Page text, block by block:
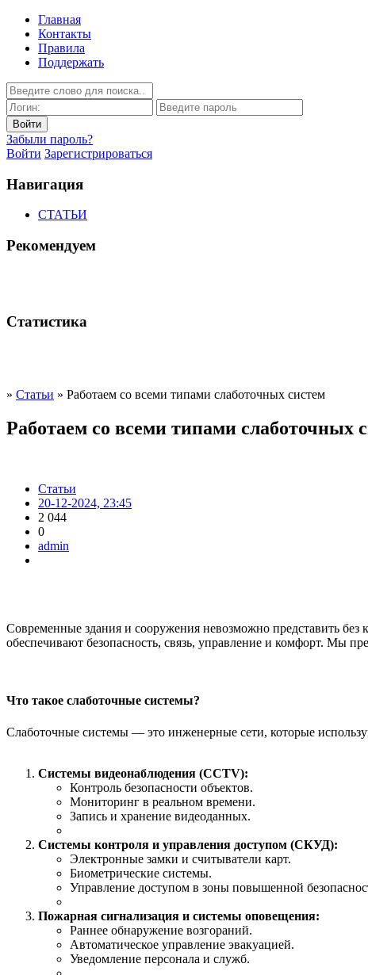
Главная
Контакты
Правила
Поддержать
Забыли пароль?
Войти Зарегистрироваться
Навигация
СТАТЬИ
Рекомендуем
Статистика
» Статьи » Работаем со всеми типами слаботочных систем
Работаем со всеми типами слаботочных
Статьи
20-12-2024, 23:45
2 044
0
admin
Современные здания и сооружения невозможно представить
обеспечивают безопасность, связь, управление и комфорт. Мы
Что такое слаботочные системы?
Слаботочные системы — это инженерные сети, которые
Системы видеонаблюдения (CCTV):
Контроль безопасности объектов.
Мониторинг в реальном времени.
Запись и хранение видеоданных.
Системы контроля и управления доступом (СКУД):
Электронные замки и считыватели карт.
Биометрические системы.
Управление доступом в зоны повышенной
Пожарная сигнализация и системы оповещения:
Раннее обнаружение возгораний.
Автоматическое управление эвакуацией.
Уведомление персонала и служб.